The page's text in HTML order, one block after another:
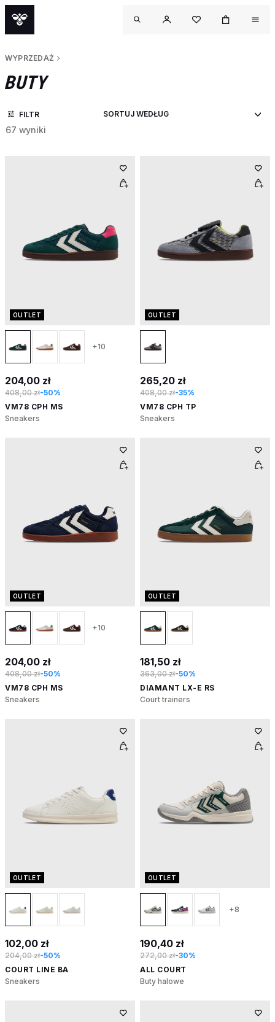
WYPRZEDAŻ
BUTY
FILTR
67 wyniki
OUTLET
+10
204,00 zł
408,00 zł-50%
VM78 CPH MS
Sneakers
OUTLET
265,20 zł
408,00 zł-35%
VM78 CPH TP
Sneakers
OUTLET
+10
204,00 zł
408,00 zł-50%
VM78 CPH MS
Sneakers
OUTLET
181,50 zł
363,00 zł-50%
DIAMANT LX-E RS
Court trainers
OUTLET
102,00 zł
204,00 zł-50%
COURT LINE BA
Sneakers
OUTLET
+8
190,40 zł
272,00 zł-30%
ALL COURT
Buty halowe